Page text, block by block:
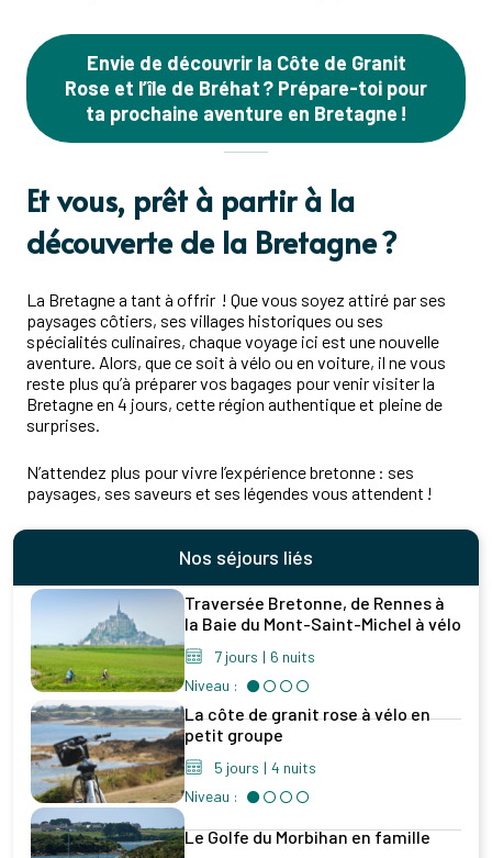
Envie de découvrir la Côte de Granit
Rose et l’île de Bréhat ? Prépare-toi pour
ta prochaine aventure en Bretagne !
Et vous, prêt à partir à la
découverte de la Bretagne ?
La Bretagne a tant à offrir ! Que vous soyez attiré par ses
paysages côtiers, ses villages historiques ou ses
spécialités culinaires, chaque voyage ici est une nouvelle
aventure. Alors, que ce soit à vélo ou en voiture, il ne vous
reste plus qu’à préparer vos bagages pour venir visiter la
Bretagne en 4 jours, cette région authentique et pleine de
surprises.
N’attendez plus pour vivre l’expérience bretonne : ses
paysages, ses saveurs et ses légendes vous attendent !
Nos séjours liés
Traversée Bretonne, de Rennes à
la Baie du Mont-Saint-Michel à vélo
7 jours | 6 nuits
Niveau :
La côte de granit rose à vélo en
petit groupe
5 jours | 4 nuits
Niveau :
Le Golfe du Morbihan en famille